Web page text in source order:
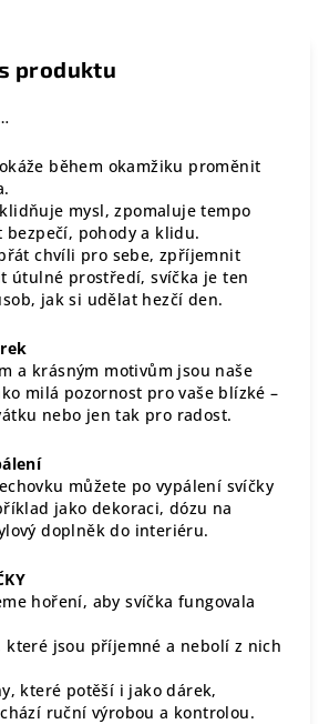
produktu
během okamžiku proměnit
mysl, zpomaluje tempo
bezpečí, pohody a klidu.
chvíli pro sebe, zpříjemnit
útulné prostředí, svíčka je ten
jak si udělat hezčí den.
a krásným motivům jsou naše
milá pozornost pro vaše blízké –
nebo jen tak pro radost.
můžete po vypálení svíčky
jako dekoraci, dózu na
doplněk do interiéru.
hoření, aby svíčka fungovala
které jsou příjemné a nebolí z nich
které potěší i jako dárek,
ruční výrobou a kontrolou.